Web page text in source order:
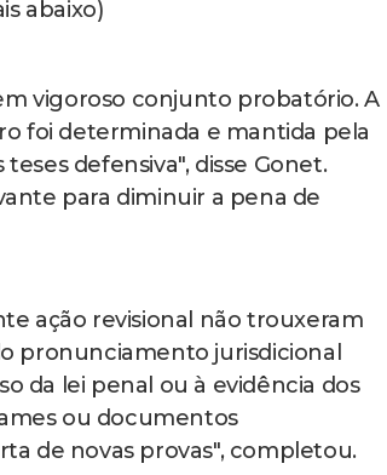
abaixo)
vigoroso conjunto probatório. A
foi determinada e mantida pela
defensiva", disse Gonet.
para diminuir a pena de
ação revisional não trouxeram
pronunciamento jurisdicional
da lei penal ou à evidência dos
ou documentos
de novas provas", completou.